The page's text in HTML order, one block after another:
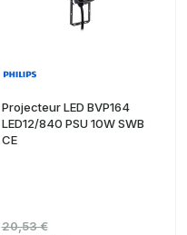
Projecteur LED BVP164
LED12/840 PSU 10W SWB
CE
20,53 €